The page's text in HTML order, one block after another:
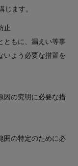
ます。
止
ともに、漏えい等事
いよう必要な措置を
因の究明に必要な措
囲の特定のために必